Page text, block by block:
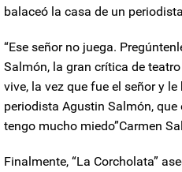
balaceó la casa de un periodista
“Ese señor no juega.
Salmón, la gran crítica de
vive, la vez que fue el señor y
periodista Agustin Salmón,
tengo mucho miedo”Carmen
Finalmente, “La Corcholata”